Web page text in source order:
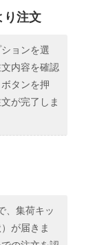
り注文
ョンを選
内容を確認
タンを押
が完了しま
、集荷キッ
が届きま